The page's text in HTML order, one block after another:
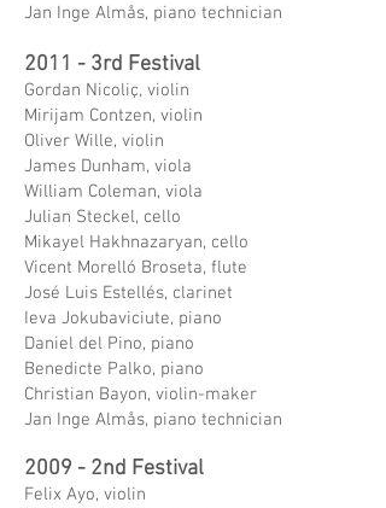
Jan Inge Almås, piano technician
2011 - 3rd Festival
Gordan Nicoliç, violin
Mirijam Contzen, violin
Oliver Wille, violin
James Dunham, viola
William Coleman, viola
Julian Steckel, cello
Mikayel Hakhnazaryan, cello
Vicent Morelló Broseta, flute
José Luis Estellés, clarinet
Ieva Jokubaviciute, piano
Daniel del Pino, piano
Benedicte Palko, piano
Christian Bayon, violin-maker
Jan Inge Almås, piano technician
2009 - 2nd Festival
Felix Ayo, violin